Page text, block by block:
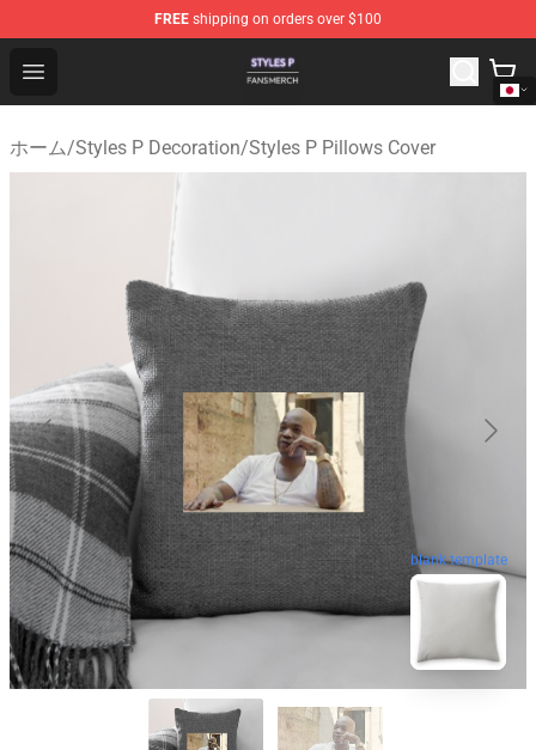
FREE shipping on orders over $100
Open menu
Styles P Shop - Official Styles P Merchandise Store
ホーム/Styles P Decoration/Styles P Pillows Cover
blank template